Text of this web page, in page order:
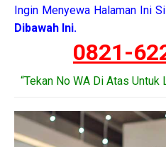
Ingin Menyewa Halaman Ini
Dibawah Ini.
0821-
“Tekan No WA Di Atas Untuk